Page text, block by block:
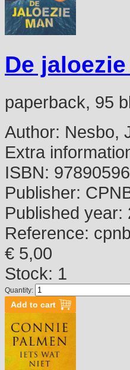
De
paperback, 95
Author: Nesbo,
Extra
ISBN:
Publisher:
Published year:
Reference:
€ 5,00
Stock: 1
Quantity: